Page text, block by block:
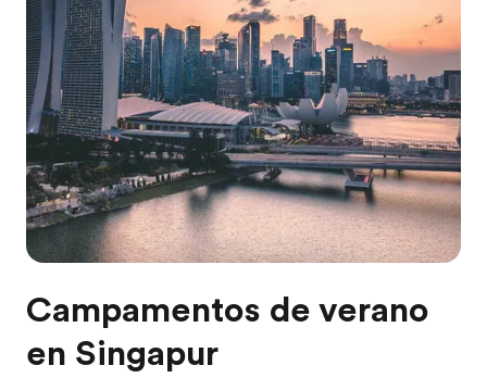
Encuentra una oficina
Sobre nosotros
Quiénes somos
Trabajos
Únete al equipo
Campamentos de verano
en Singapur